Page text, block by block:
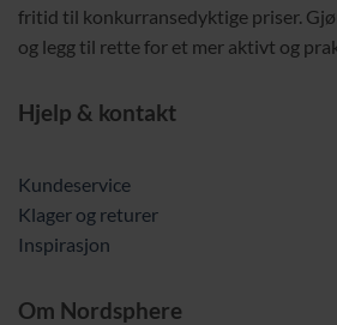
fritid til konkurransedyktige priser.
og legg til rette for et mer aktivt og
Hjelp & kontakt
Kundeservice
Klager og returer
Inspirasjon
Om Nordsphere